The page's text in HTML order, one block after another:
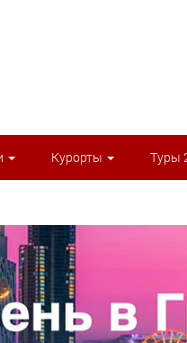
Курорты Туры